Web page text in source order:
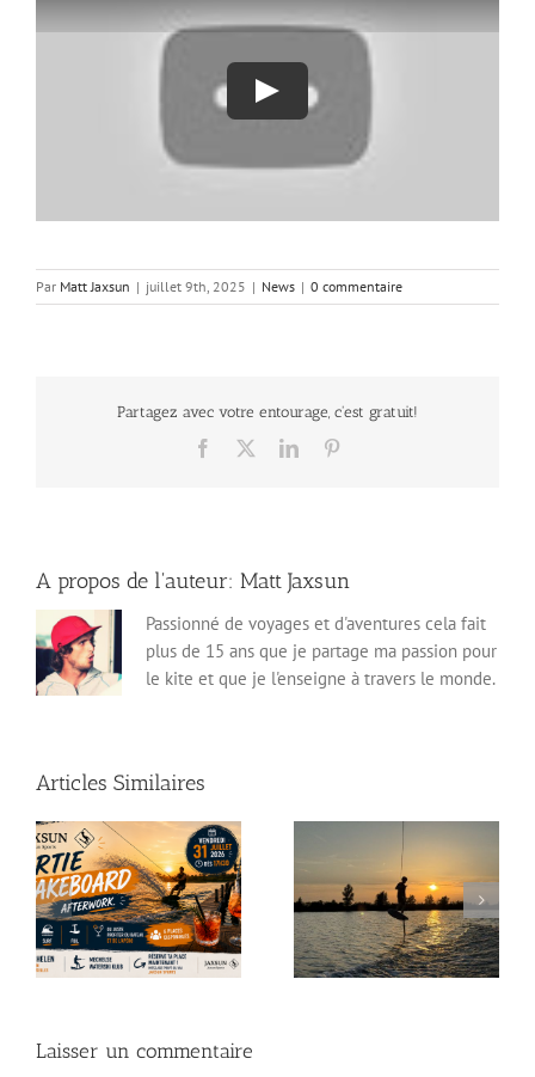
Par Matt Jaxsun | juillet 9th, 2025 | News | 0 commentaire
Partagez avec votre entourage, c'est gratuit!
Facebook LinkedIn
A propos de l'auteur: Matt Jaxsun
Passionné de voyages et d'aventures cela fait
plus de 15 ans que je partage ma passion pour
le kite et que je l'enseigne à travers le monde.
Articles Similaires
Wakeboard, Foil et
Kitesurf : votre dose
d’adrénaline à 20
minutes de Bruxelles
Hommage à Charlie
Dalin, un homme libre
face à l’océan
Laisser un commentaire